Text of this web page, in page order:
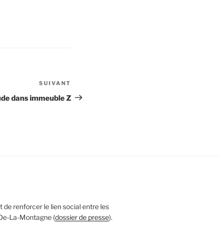
suivant
SUIVANT
dans immeuble Z
de renforcer le lien social entre les
La-Montagne (dossier de presse).